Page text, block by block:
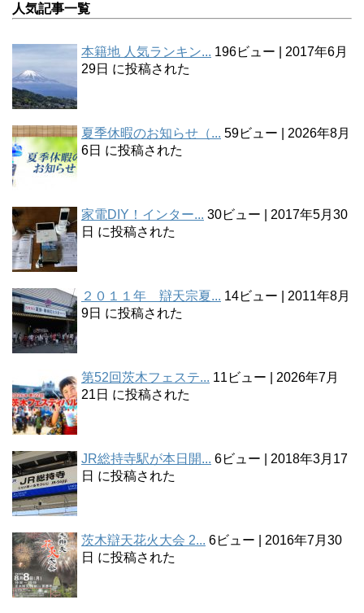
人気記事一覧
本籍地 人気ランキン... 196ビュー
2017年6月
29日 に投稿された
夏季休暇のお知らせ（... 59ビュー
2026年8月
6日 に投稿された
家電DIY！インター... 30ビュー
2017年5月30
日 に投稿された
２０１１年 辯天宗夏... 14ビュー
2011年8月
9日 に投稿された
第52回茨木フェステ... 11ビュー
2026年7月
21日 に投稿された
JR総持寺駅が本日開... 6ビュー
2018年3月17
日 に投稿された
茨木辯天花火大会 2... 6ビュー
2016年7月30
日 に投稿された